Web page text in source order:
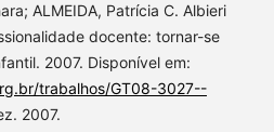
ALMEIDA, Patrícia C. Albieri
docente: tornar-se
2007. Disponível em:
trabalhos/GT08-3027--
2007.